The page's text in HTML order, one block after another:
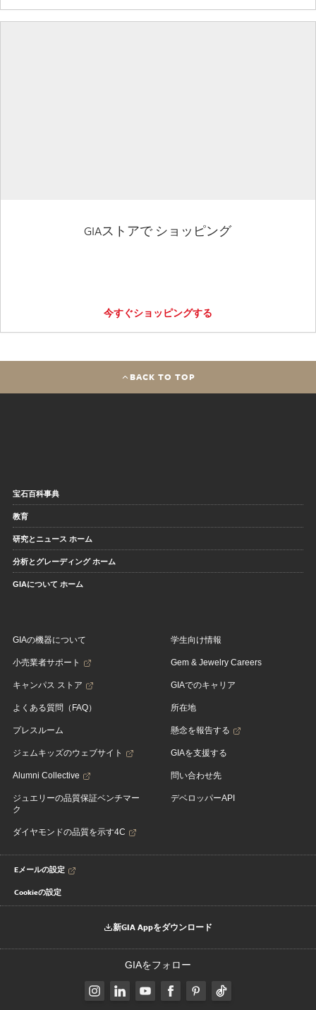
GIAストアで ショッピング
今すぐショッピングする
BACK TO TOP
宝石百科事典
教育
研究とニュース ホーム
分析とグレーディング ホーム
GIAについて ホーム
GIAの機器について
小売業者サポート
キャンパス ストア
よくある質問（FAQ）
プレスルーム
ジェムキッズのウェブサイト
Alumni Collective
ジュエリーの品質保証ベンチマー
ク
ダイヤモンドの品質を示す4C
学生向け情報
Gem & Jewelry Careers
GIAでのキャリア
所在地
懸念を報告する
GIAを支援する
問い合わせ先
デベロッパーAPI
Eメールの設定
Cookieの設定
新GIA Appをダウンロード
GIAをフォロー